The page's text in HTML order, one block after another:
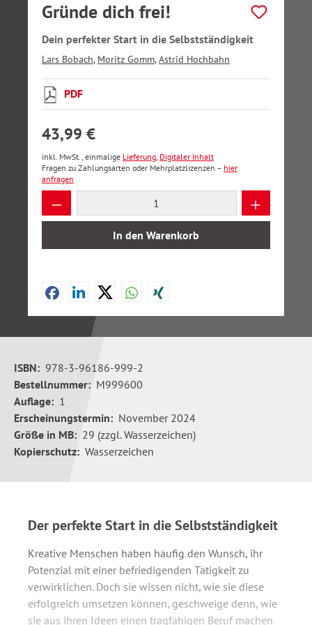
Gründe dich frei!
Dein perfekter Start in die Selbstständigkeit
Lars Bobach, Moritz Gomm,Astrid Hochbahn
PDF
43,99 €
inkl. MwSt., einmalige Lieferung, Digitaler Inhalt
Fragen zu Zahlungsarten oder Mehrplatzlizenzen – hier
anfragen
Produkt Anzahl: Gib den gewünschten
In den Warenkorb
ISBN: 978-3-96186-999-2
Bestellnummer: M999600
Auflage: 1
Erscheinungstermin: November 2024
Größe in MB: 29 (zzgl. Wasserzeichen)
Kopierschutz: Wasserzeichen
Der perfekte Start in die Selbstständigkeit
Kreative Menschen haben häufig den Wunsch, ihr
Potenzial mit einer befriedigenden Tätigkeit zu
verwirklichen. Doch sie wissen nicht, wie sie diese
erfolgreich umsetzen können, geschweige denn, wie
sie aus ihren Ideen einen tragfähigen Beruf machen